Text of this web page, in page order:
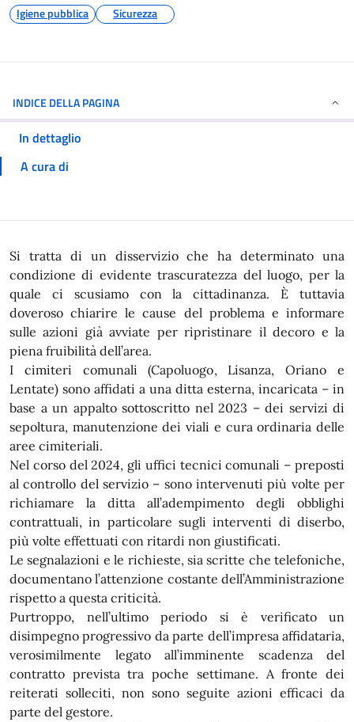
Igiene pubblica
Sicurezza
INDICE DELLA PAGINA
In dettaglio
A cura di
In dettaglio
Si tratta di un disservizio che ha determinato una
condizione di evidente trascuratezza del luogo, per la
quale ci scusiamo con la cittadinanza. È tuttavia
doveroso chiarire le cause del problema e informare
sulle azioni già avviate per ripristinare il decoro e la
piena fruibilità dell’area.
I cimiteri comunali (Capoluogo, Lisanza, Oriano e
Lentate) sono affidati a una ditta esterna, incaricata – in
base a un appalto sottoscritto nel 2023 – dei servizi di
sepoltura, manutenzione dei viali e cura ordinaria delle
aree cimiteriali.
Nel corso del 2024, gli uffici tecnici comunali – preposti
al controllo del servizio – sono intervenuti più volte per
richiamare la ditta all’adempimento degli obblighi
contrattuali, in particolare sugli interventi di diserbo,
più volte effettuati con ritardi non giustificati.
Le segnalazioni e le richieste, sia scritte che telefoniche,
documentano l’attenzione costante dell’Amministrazione
rispetto a questa criticità.
Purtroppo, nell’ultimo periodo si è verificato un
disimpegno progressivo da parte dell’impresa affidataria,
verosimilmente legato all’imminente scadenza del
contratto prevista tra poche settimane. A fronte dei
reiterati solleciti, non sono seguite azioni efficaci da
parte del gestore.